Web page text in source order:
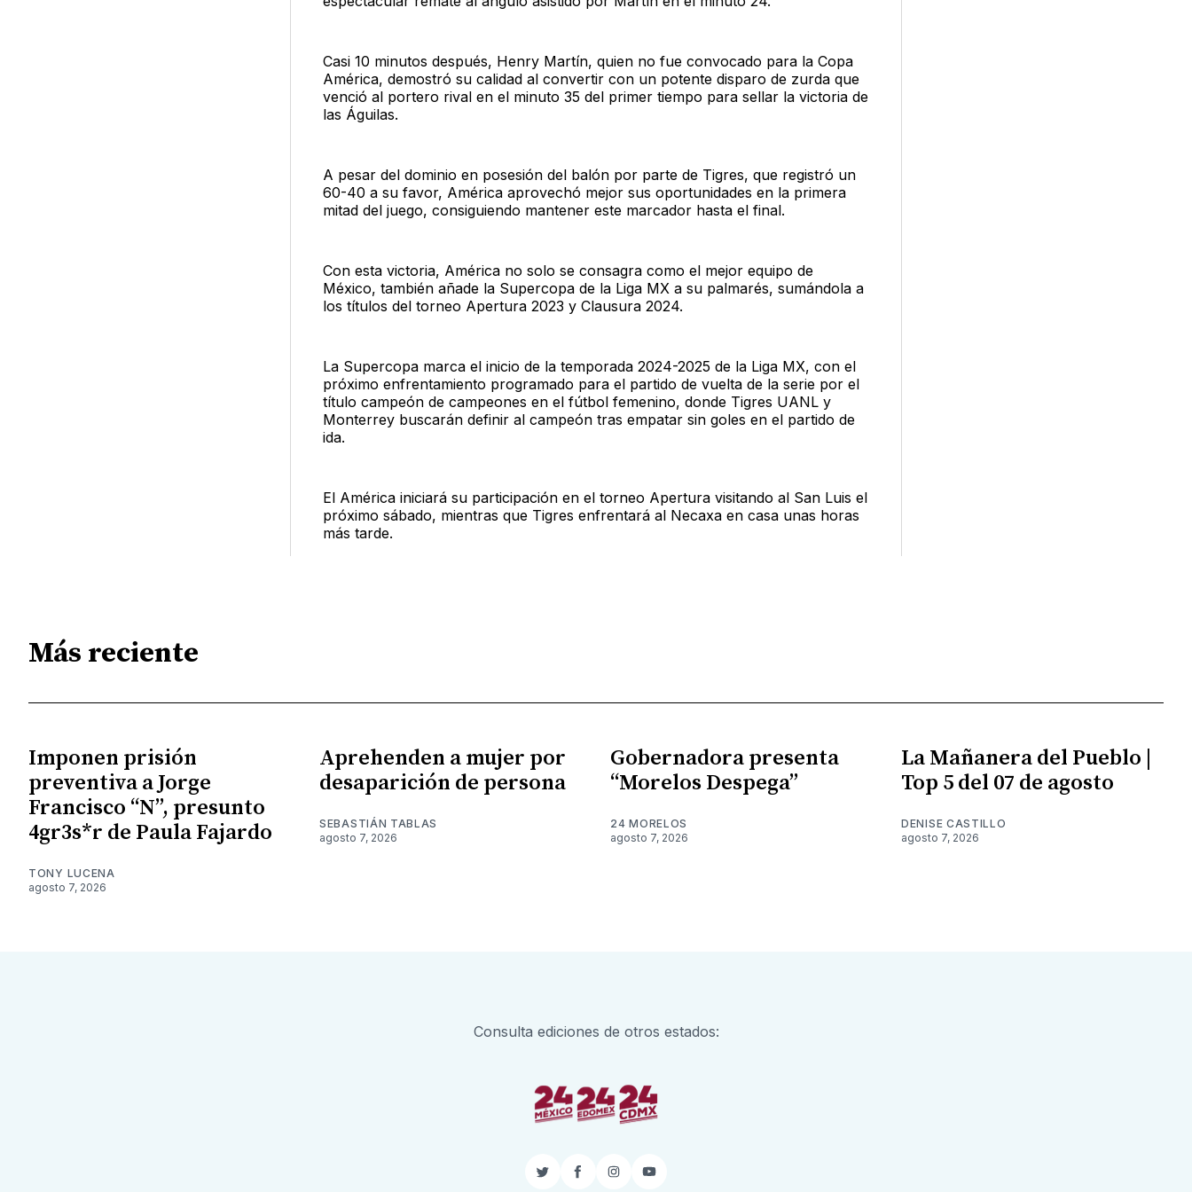
Casi 10 minutos después, Henry Martín, quien no fue convocado para la Copa
América, demostró su calidad al convertir con un potente disparo de zurda que
venció al portero rival en el minuto 35 del primer tiempo para sellar la victoria de
las Águilas.
A pesar del dominio en posesión del balón por parte de Tigres, que registró un
60-40 a su favor, América aprovechó mejor sus oportunidades en la primera
mitad del juego, consiguiendo mantener este marcador hasta el final.
Con esta victoria, América no solo se consagra como el mejor equipo de
México, también añade la Supercopa de la Liga MX a su palmarés, sumándola a
los títulos del torneo Apertura 2023 y Clausura 2024.
La Supercopa marca el inicio de la temporada 2024-2025 de la Liga MX, con el
próximo enfrentamiento programado para el partido de vuelta de la serie por el
título campeón de campeones en el fútbol femenino, donde Tigres UANL y
Monterrey buscarán definir al campeón tras empatar sin goles en el partido de
ida.
El América iniciará su participación en el torneo Apertura visitando al San Luis el
próximo sábado, mientras que Tigres enfrentará al Necaxa en casa unas horas
más tarde.
Más reciente
Imponen prisión
preventiva a Jorge
Francisco “N”, presunto
4gr3s*r de Paula Fajardo
TONY LUCENA
agosto 7, 2026
Aprehenden a mujer por
desaparición de persona
SEBASTIÁN TABLAS
agosto 7, 2026
Gobernadora presenta
“Morelos Despega”
24 MORELOS
agosto 7, 2026
La Mañanera del Pueblo |
Top 5 del 07 de agosto
DENISE CASTILLO
agosto 7, 2026
Consulta ediciones de otros estados:
TwitterFacebook
InstagramYouTube